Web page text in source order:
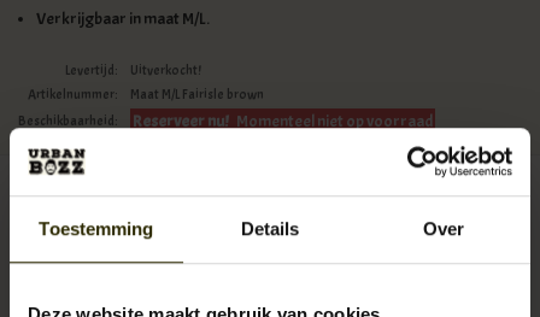
Toestemming Details Over
Verkrijgbaar in maat M/L.
Levertijd:
Uitverkocht!
Artikelnummer:
Maat M/L Fairisle brown
Beschikbaarheid:
Reserveer nu! Momenteel niet op voorraad
sterren op basis van0beoordelingen